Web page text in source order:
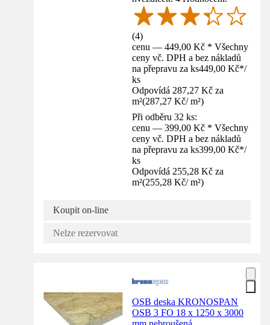
(4)
cenu — 449,00 Kč * Všechny
ceny vč. DPH a bez nákladů
na přepravu za ks449,00 Kč*/
ks
Odpovídá 287,27 Kč za
m²(287,27 Kč/ m²)
Při odběru 32 ks:
cenu — 399,00 Kč * Všechny
ceny vč. DPH a bez nákladů
na přepravu za ks399,00 Kč*/
ks
Odpovídá 255,28 Kč za
m²(255,28 Kč/ m²)
Koupit on-line
Nelze rezervovat
OSB deska KRONOSPAN
OSB 3 FO 18 x 1250 x 3000